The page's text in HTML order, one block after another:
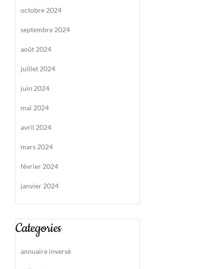
octobre 2024
septembre 2024
août 2024
juillet 2024
juin 2024
mai 2024
avril 2024
mars 2024
février 2024
janvier 2024
Categories
annuaire inversé